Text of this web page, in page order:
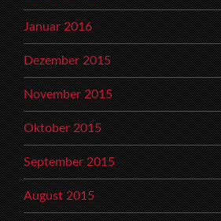
Januar 2016
Dezember 2015
November 2015
Oktober 2015
September 2015
August 2015